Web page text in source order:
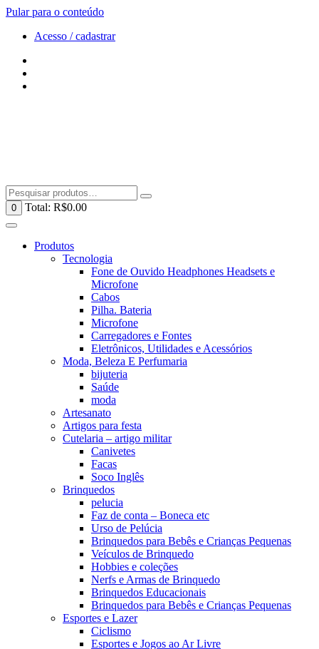
Pular para o conteúdo
Acesso / cadastrar
0 Total: R$0.00
Produtos
Tecnologia
Fone de Ouvido Headphones Headsets e
Microfone
Cabos
Pilha. Bateria
Microfone
Carregadores e Fontes
Eletrônicos, Utilidades e Acessórios
Moda, Beleza E Perfumaria
bijuteria
Saúde
moda
Artesanato
Artigos para festa
Cutelaria – artigo militar
Canivetes
Facas
Soco Inglês
Brinquedos
pelucia
Faz de conta – Boneca etc
Urso de Pelúcia
Brinquedos para Bebês e Crianças Pequenas
Veículos de Brinquedo
Hobbies e coleções
Nerfs e Armas de Brinquedo
Brinquedos Educacionais
Brinquedos para Bebês e Crianças Pequenas
Esportes e Lazer
Ciclismo
Esportes e Jogos ao Ar Livre